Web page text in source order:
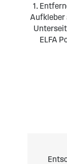
1.
Aufkleber
ELFA